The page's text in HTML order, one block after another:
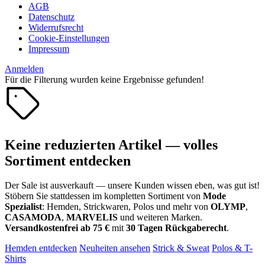
AGB
Datenschutz
Widerrufsrecht
Cookie-Einstellungen
Impressum
Anmelden
Für die Filterung wurden keine Ergebnisse gefunden!
Keine reduzierten Artikel — volles
Sortiment entdecken
Der Sale ist ausverkauft — unsere Kunden wissen eben, was gut ist!
Stöbern Sie stattdessen im kompletten Sortiment von Mode
Spezialist: Hemden, Strickwaren, Polos und mehr von OLYMP,
CASAMODA, MARVELIS und weiteren Marken.
Versandkostenfrei ab 75 € mit30 Tagen Rückgaberecht.
Hemden entdecken Neuheiten ansehen Strick & Sweat Polos & T-
Shirts